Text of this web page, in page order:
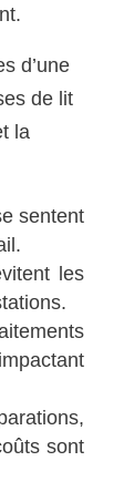
d’une
de lit
la
sentent
les
sont